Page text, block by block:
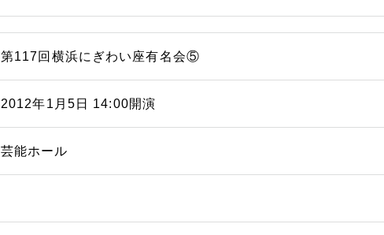
第117回横浜にぎわい座有名会⑤
2012年1月5日 14:00開演
芸能ホール